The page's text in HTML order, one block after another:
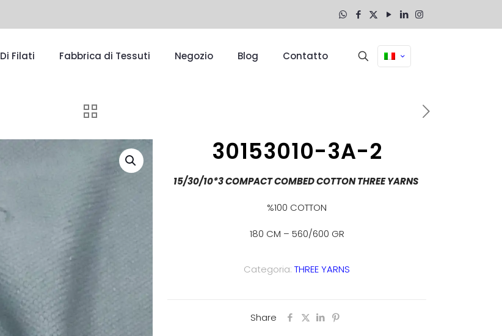
Filati Fabbrica di Tessuti Negozio Blog Contatto
30153010-3A-2
15/30/10*3 COMPACT COMBED COTTON THREE YARNS
%100 COTTON
180 CM – 560/600 GR
Categoria: THREE YARNS
Share